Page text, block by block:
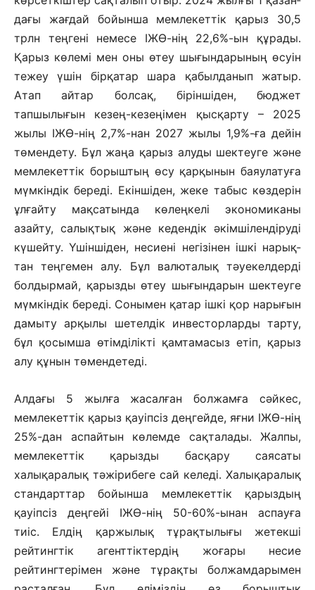
дағы жағдай бойынша мем­лекет­тік қарыз 30,5
трлн теңгені немесе ІЖӨ-нің 22,6%-ын құрады.
Қарыз көлемі мен оны өтеу шығындарының өсуін
тежеу үшін бірқатар шара қабылданып жатыр.
Атап айтар болсақ, біріншіден, бюджет
тапшылығын кезең-кезеңімен қысқарту – 2025
жылы ІЖӨ-нің 2,7%-нан 2027 жылы 1,9%-ға дейін
төмендету. Бұл жаңа қарыз алуды шектеуге және
мемлекеттік борыштың өсу қарқынын баяулатуға
мүмкіндік береді. Екіншіден, жеке табыс көз­дерін
ұлғайту мақсатында көлеңкелі эконо­миканы
азайту, салықтық және кеден­дік әкімшілендіруді
күшейту. Үшін­шіден, несиені негізінен ішкі нарық­
тан теңгемен алу. Бұл валюта­лық тәуекел­дерді
болдырмай, қарызды өтеу шығын­дарын шектеуге
мүмкіндік береді. Со­нымен қатар ішкі қор нарығын
да­мыту арқылы шетелдік инвесторлар­ды тарту,
бұл қосымша өтімділікті қамт­амасыз етіп, қарыз
алу құнын төмендетеді.
Алдағы 5 жылға жасалған болжамға сәйкес,
мемлекеттік қарыз қауіпсіз деңгейде, яғни ІЖӨ-нің
25%-дан ас­пай­тын көлемде сақталады. Жалпы,
мем­лекеттік қарызды басқару саясаты
халықаралық тәжірибеге сай келеді. Халықаралық
стандарттар бойынша мемлекеттік қарыздың
қауіпсіз деңгейі ІЖӨ-нің 50-60%-ынан аспауға
тиіс. Елдің қаржылық тұрақтылығы жетекші
рейтингтік агенттіктердің жоғары несие
рейтингтерімен және тұрақты болжамдарымен